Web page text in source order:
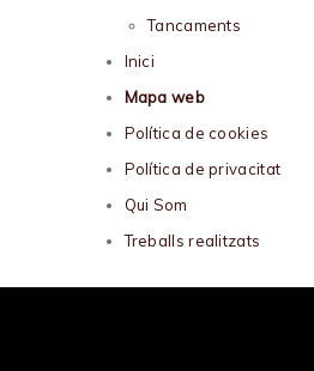
Tancaments
Inici
Mapa web
Política de cookies
Política de privacitat
Qui Som
Treballs realitzats